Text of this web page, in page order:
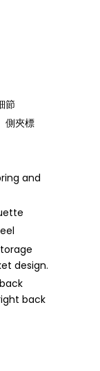
節
側夾標
and
design.
back